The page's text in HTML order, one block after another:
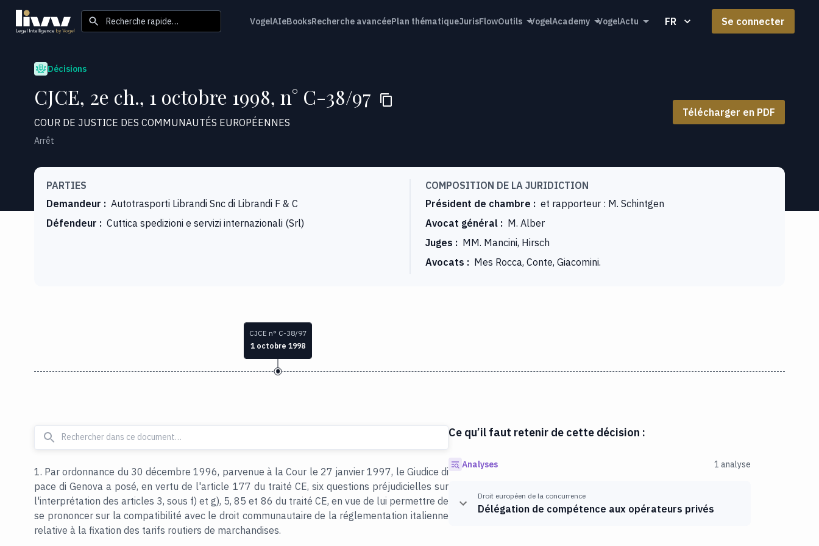
Recherche rapide… VogelAIeBooksRecherche avancéePlan thématiqueJurisFlowOutils VogelAcademy VogelActu FR Se connecter
Décisions
CJCE, 2e ch., 1 octobre 1998, n° C-38/97
COUR DE JUSTICE DES COMMUNAUTÉS EUROPÉENNES
Télécharger en PDF
Arrêt
PARTIES
Demandeur : Autotrasporti Librandi Snc di Librandi F & C
Défendeur : Cuttica spedizioni e servizi internazionali (Srl)
COMPOSITION DE LA JURIDICTION
Président de chambre : et rapporteur : M. Schintgen
Avocat général : M. Alber
Juges : MM. Mancini, Hirsch
Avocats : Mes Rocca, Conte, Giacomini.
CJCE n° C-38/97
1 octobre 1998
1. Par ordonnance du 30 décembre 1996, parvenue à la Cour le 27 janvier 1997, le Giudice di
pace di Genova a posé, en vertu de l'article 177 du traité CE, six questions préjudicielles sur
l'interprétation des articles 3, sous f) et g), 5, 85 et 86 du traité CE, en vue de lui permettre de
se prononcer sur la compatibilité avec le droit communautaire de la réglementation italienne
relative à la fixation des tarifs routiers de marchandises.
Ce qu’il faut retenir de cette décision :
Analyses 1 analyse
Droit européen de la concurrence
Délégation de compétence aux opérateurs privés